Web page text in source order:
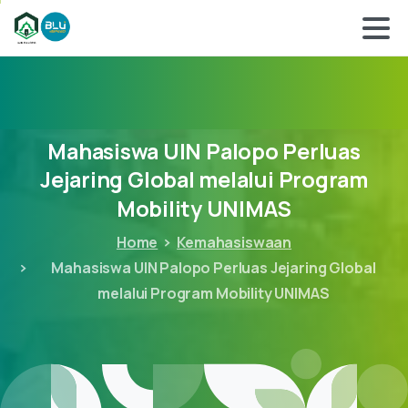
Mahasiswa UIN Palopo Perluas
Jejaring Global melalui Program
Mobility UNIMAS
Home
Kemahasiswaan
Mahasiswa UIN Palopo Perluas Jejaring Global
melalui Program Mobility UNIMAS